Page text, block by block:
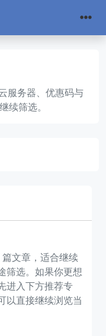
服务器、优惠码与
续筛选。
文章，适合继续
筛选。如果你更想
进入下方推荐专
以直接继续浏览当